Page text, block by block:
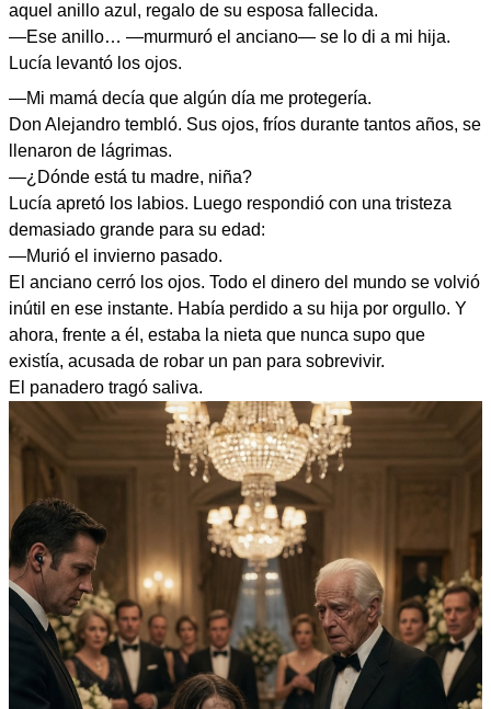
aquel anillo azul, regalo de su esposa fallecida.
—Ese anillo… —murmuró el anciano— se lo di a mi hija.
Lucía levantó los ojos.
—Mi mamá decía que algún día me protegería.
Don Alejandro tembló. Sus ojos, fríos durante tantos años, se
llenaron de lágrimas.
—¿Dónde está tu madre, niña?
Lucía apretó los labios. Luego respondió con una tristeza
demasiado grande para su edad:
—Murió el invierno pasado.
El anciano cerró los ojos. Todo el dinero del mundo se volvió
inútil en ese instante. Había perdido a su hija por orgullo. Y
ahora, frente a él, estaba la nieta que nunca supo que
existía, acusada de robar un pan para sobrevivir.
El panadero tragó saliva.